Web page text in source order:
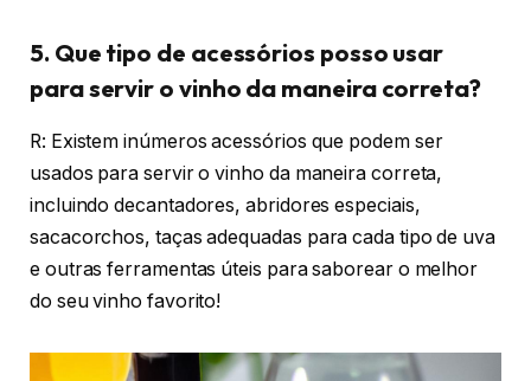
5. Que tipo de acessórios posso usar
para servir o vinho da maneira correta?
R: Existem inúmeros acessórios que podem ser
usados ​​para servir o vinho da maneira correta,
incluindo decantadores, abridores especiais,
sacacorchos, taças adequadas para cada tipo de uva
e outras ferramentas úteis para saborear o melhor
do seu vinho favorito!